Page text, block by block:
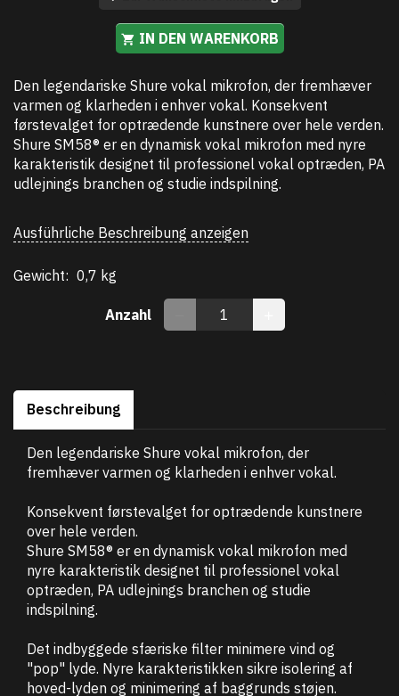
IN DEN WARENKORB
Den legendariske Shure vokal mikrofon, der fremhæver
varmen og klarheden i enhver vokal. Konsekvent
førstevalget for optrædende kunstnere over hele verden.
Shure SM58® er en dynamisk vokal mikrofon med nyre
karakteristik designet til professionel vokal optræden, PA
udlejnings branchen og studie indspilning.
Ausführliche Beschreibung anzeigen
Gewicht: 0,7 kg
Anzahl
Beschreibung
Den legendariske Shure vokal mikrofon, der
fremhæver varmen og klarheden i enhver vokal.
Konsekvent førstevalget for optrædende kunstnere
over hele verden.
Shure SM58® er en dynamisk vokal mikrofon med
nyre karakteristik designet til professionel vokal
optræden, PA udlejnings branchen og studie
indspilning.
Det indbyggede sfæriske filter minimere vind og
"pop" lyde. Nyre karakteristikken sikre isolering af
hoved-lyden og minimering af baggrunds støjen.